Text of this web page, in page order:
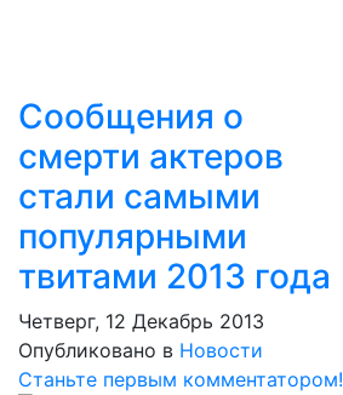
Сообщения о
смерти актеров
стали самыми
популярными
твитами 2013 года
Четверг, 12 Декабрь 2013
Опубликовано в Новости
Станьте первым комментатором!